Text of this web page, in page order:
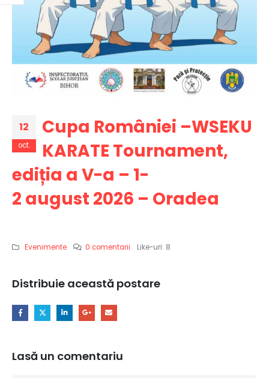
12
oct.
Cupa României –WSEKU
KARATE Tournament,
ediția a V-a – 1-
2 august 2026 – Oradea
Evenimente 0 comentarii Like-uri: 8
Distribuie această postare
Lasă un comentariu